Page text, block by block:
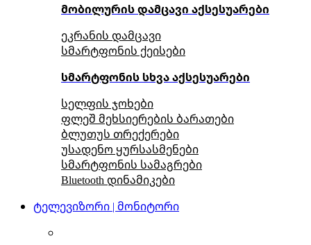
მობილურის დამცავი აქსესუარები
ეკრანის დამცავი
სმარტფონის ქეისები
სმარტფონის სხვა აქსესუარები
სელფის ჯოხები
ფლეშ მეხსიერების ბარათები
ბლუთუს თრექერები
უსადენო ყურსასმენები
სმარტფონის სამაგრები
Bluetooth დინამიკები
ტელევიზორი | მონიტორი